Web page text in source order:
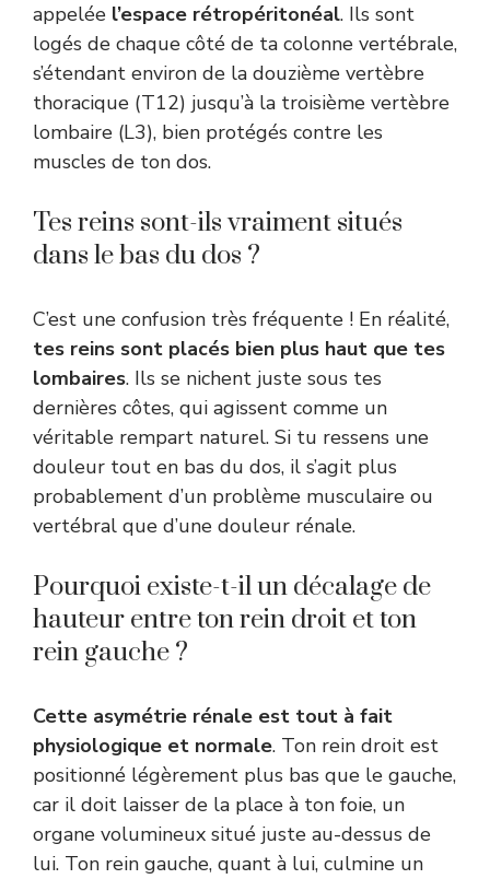
appelée l’espace rétropéritonéal. Ils sont
logés de chaque côté de ta colonne vertébrale,
s’étendant environ de la douzième vertèbre
thoracique (T12) jusqu’à la troisième vertèbre
lombaire (L3), bien protégés contre les
muscles de ton dos.
Tes reins sont-ils vraiment situés
dans le bas du dos ?
C’est une confusion très fréquente ! En réalité,
tes reins sont placés bien plus haut que tes
lombaires. Ils se nichent juste sous tes
dernières côtes, qui agissent comme un
véritable rempart naturel. Si tu ressens une
douleur tout en bas du dos, il s’agit plus
probablement d’un problème musculaire ou
vertébral que d’une douleur rénale.
Pourquoi existe-t-il un décalage de
hauteur entre ton rein droit et ton
rein gauche ?
Cette asymétrie rénale est tout à fait
physiologique et normale. Ton rein droit est
positionné légèrement plus bas que le gauche,
car il doit laisser de la place à ton foie, un
organe volumineux situé juste au-dessus de
lui. Ton rein gauche, quant à lui, culmine un